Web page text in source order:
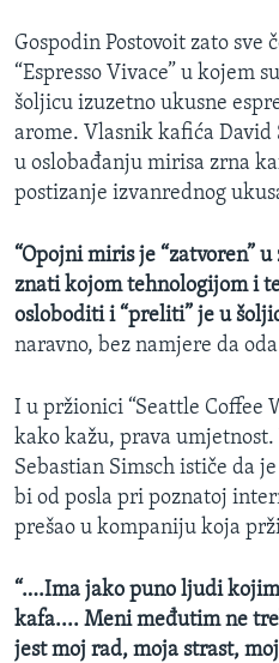
Gospodin Postovoit zato sve
“Espresso Vivace” u kojem
šoljicu izuzetno ukusne
arome. Vlasnik kafića David
u oslobađanju mirisa zrna
postizanje izvanrednog
“Opojni miris je “zatvoren”
znati kojom tehnologijom i
osloboditi i “preliti” je u
naravno, bez namjere da
I u pržionici “Seattle Coffee
kako kažu, prava
Sebastian Simsch ističe da
bi od posla pri poznatoj
prešao u kompaniju koja
“….Ima jako puno ljudi
kafa.... Meni međutim ne
jest moj rad, moja strast,